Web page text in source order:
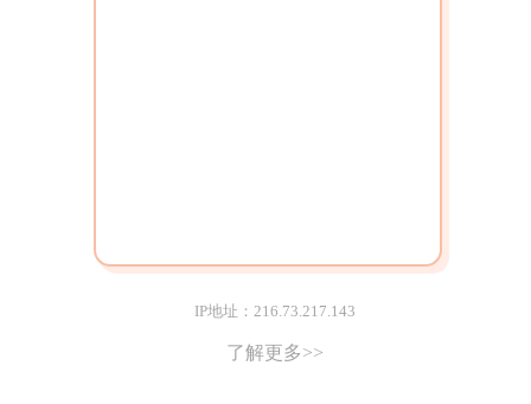
IP地址：216.73.217.143
了解更多>>